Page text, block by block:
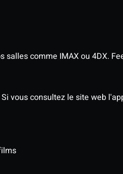
comme IMAX ou 4DX.
vous consultez le site web